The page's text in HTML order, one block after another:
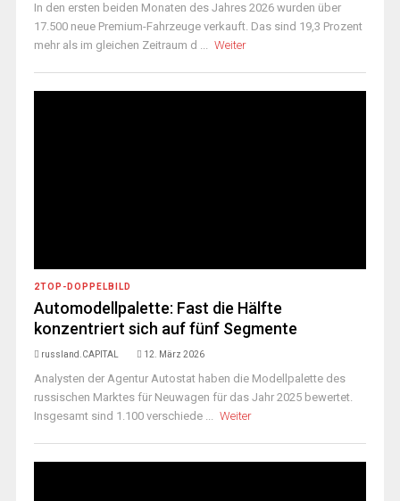
In den ersten beiden Monaten des Jahres 2026 wurden über
17.500 neue Premium-Fahrzeuge verkauft. Das sind 19,3 Prozent
mehr als im gleichen Zeitraum d ... Weiter
2TOP-DOPPELBILD
Automodellpalette: Fast die Hälfte
konzentriert sich auf fünf Segmente
russland.CAPITAL 12. März 2026
Analysten der Agentur Autostat haben die Modellpalette des
russischen Marktes für Neuwagen für das Jahr 2025 bewertet.
Insgesamt sind 1.100 verschiede ... Weiter